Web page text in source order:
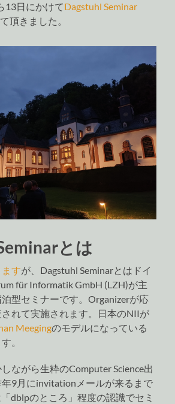
13日にかけてDagstuhl Seminar
頂きました。
とは
すが、Dagstuhl Seminarとはドイ
für Informatik GmbH (LZH)が主
型セミナーです。Organizerが応
れて実施されます。日本のNIIが
Meegingのモデルになっている
。
ながら生粋のComputer Science出
9月にinvitationメールが来るまで
dblpのところ」程度の認識でセミ